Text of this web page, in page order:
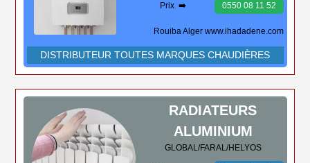
Prix ➡️ 0550 08 11 52
Rouiba Alger www.ihadadene.com
DISTRIBUTEUR TOUTES MARQUES CHAUDIÈRES
RADIATEURS
ALUMINIUM
GLOBAL/FARAL/HELYOS